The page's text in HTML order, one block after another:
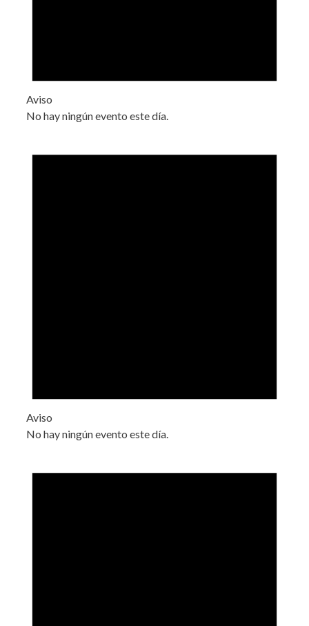
Aviso
No hay ningún evento este día.
Aviso
No hay ningún evento este día.